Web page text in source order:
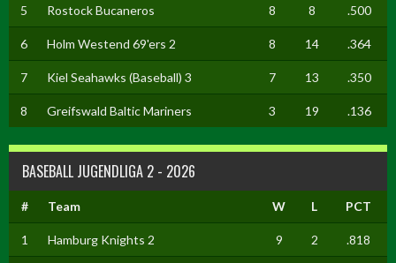
5 Rostock Bucaneros 8 8 .500
6 Holm Westend 69'ers 2 8 14 .364
7 Kiel Seahawks (Baseball) 3 7 13 .350
8 Greifswald Baltic Mariners 3 19 .136
BASEBALL JUGENDLIGA 2 - 2026
# Team W L PCT
1 Hamburg Knights 2 9 2 .818